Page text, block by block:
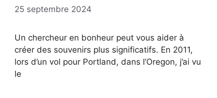
25 septembre 2024
Un chercheur en bonheur peut vous aider à
créer des souvenirs plus significatifs. En 2011,
lors d’un vol pour Portland, dans l’Oregon, j’ai vu
le